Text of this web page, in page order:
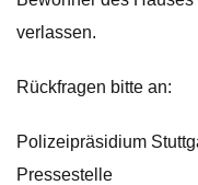
verlassen.
Rückfragen bitte an:
Polizeipräsidium
Pressestelle